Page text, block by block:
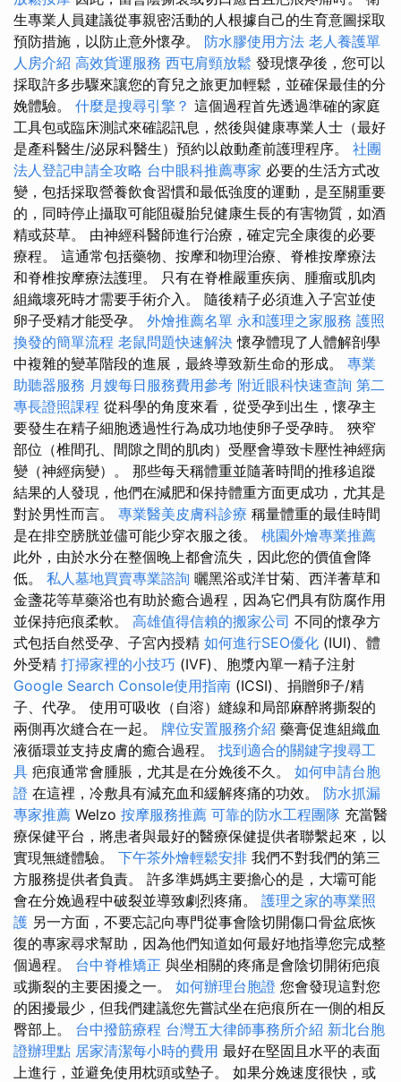
生專業人員建議從事親密活動的人根據自己的生育意圖採取
預防措施，以防止意外懷孕。 防水膠使用方法 老人養護單
人房介紹 高效貨運服務 西屯肩頸放鬆 發現懷孕後，您可以
採取許多步驟來讓您的育兒之旅更加輕鬆，並確保最佳的分
娩體驗。 什麼是搜尋引擎？ 這個過程首先透過準確的家庭
工具包或臨床測試來確認訊息，然後與健康專業人士（最好
是產科醫生/泌尿科醫生）預約以啟動產前護理程序。 社團
法人登記申請全攻略 台中眼科推薦專家 必要的生活方式改
變，包括採取營養飲食習慣和最低強度的運動，是至關重要
的，同時停止攝取可能阻礙胎兒健康生長的有害物質，如酒
精或菸草。 由神經科醫師進行治療，確定完全康復的必要
療程。 這通常包括藥物、按摩和物理治療、脊椎按摩療法
和脊椎按摩療法護理。 只有在脊椎嚴重疾病、腫瘤或肌肉
組織壞死時才需要手術介入。 隨後精子必須進入子宮並使
卵子受精才能受孕。 外燴推薦名單 永和護理之家服務 護照
換發的簡單流程 老鼠問題快速解決 懷孕體現了人體解剖學
中複雜的變革階段的進展，最終導致新生命的形成。 專業
助聽器服務 月嫂每日服務費用參考 附近眼科快速查詢 第二
專長證照課程 從科學的角度來看，從受孕到出生，懷孕主
要發生在精子細胞透過性行為成功地使卵子受孕時。 狹窄
部位（椎間孔、間隙之間的肌肉）受壓會導致卡壓性神經病
變（神經病變）。 那些每天稱體重並隨著時間的推移追蹤
結果的人發現，他們在減肥和保持體重方面更成功，尤其是
對於男性而言。 專業醫美皮膚科診療 稱量體重的最佳時間
是在排空膀胱並儘可能少穿衣服之後。 桃園外燴專業推薦
此外，由於水分在整個晚上都會流失，因此您的價值會降
低。 私人墓地買賣專業諮詢 曬黑浴或洋甘菊、西洋蓍草和
金盞花等草藥浴也有助於癒合過程，因為它們具有防腐作用
並保持疤痕柔軟。 高雄值得信賴的搬家公司 不同的懷孕方
式包括自然受孕、子宮內授精 如何進行SEO優化 (IUI)、體
外受精 打掃家裡的小技巧 (IVF)、胞漿內單一精子注射
Google Search Console使用指南 (ICSI)、捐贈卵子/精
子、代孕。 使用可吸收（自溶）縫線和局部麻醉將撕裂的
兩側再次縫合在一起。 牌位安置服務介紹 藥膏促進組織血
液循環並支持皮膚的癒合過程。 找到適合的關鍵字搜尋工
具 疤痕通常會腫脹，尤其是在分娩後不久。 如何申請台胞
證 在這裡，冷敷具有減充血和緩解疼痛的功效。 防水抓漏
專家推薦 Welzo 按摩服務推薦 可靠的防水工程團隊 充當醫
療保健平台，將患者與最好的醫療保健提供者聯繫起來，以
實現無縫體驗。 下午茶外燴輕鬆安排 我們不對我們的第三
方服務提供者負責。 許多準媽媽主要擔心的是，大壩可能
會在分娩過程中破裂並導致劇烈疼痛。 護理之家的專業照
護 另一方面，不要忘記向專門從事會陰切開傷口骨盆底恢
復的專家尋求幫助，因為他們知道如何最好地指導您完成整
個過程。 台中脊椎矯正 與坐相關的疼痛是會陰切開術疤痕
或撕裂的主要困擾之一。 如何辦理台胞證 您會發現這對您
的困擾最少，但我們建議您先嘗試坐在疤痕所在一側的相反
臀部上。 台中撥筋療程 台灣五大律師事務所介紹 新北台胞
證辦理點 居家清潔每小時的費用 最好在堅固且水平的表面
上進行，並避免使用枕頭或墊子。 如果分娩速度很快，或